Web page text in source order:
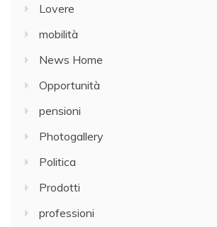
Lovere
mobilità
News Home
Opportunità
pensioni
Photogallery
Politica
Prodotti
professioni